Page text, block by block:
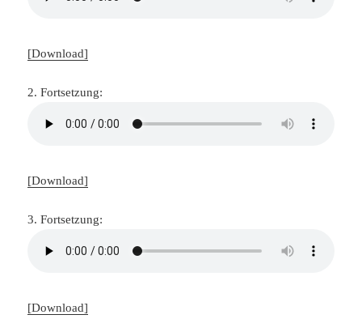
[Download]
2. Fortsetzung:
[Download]
3. Fortsetzung:
[Download]